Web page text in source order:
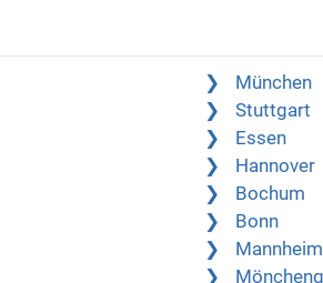
München
Stuttgart
Essen
Hannover
Bochum
Bonn
Mannheim